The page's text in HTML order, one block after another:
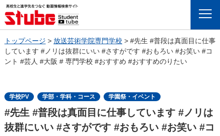
Menu
トップページ > 放送芸術学院専門学校 > #先生 #普段は真面目に仕事
しています #ノリは抜群にいい #さすがです #おもろい #お笑い #コ
ント #芸人 #大阪 # 専門学校 #おすすめ #おすすめのりたい
学校PV 学部・学科・コース 学園祭・イベント
#先生 #普段は真面目に仕事しています #ノリは
抜群にいい #さすがです #おもろい #お笑い #コ